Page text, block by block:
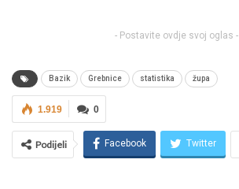
- Postavite ovdje svoj oglas -
Bazik Grebnice statistika župa
0
1.919
Podijeli Facebook Twitter